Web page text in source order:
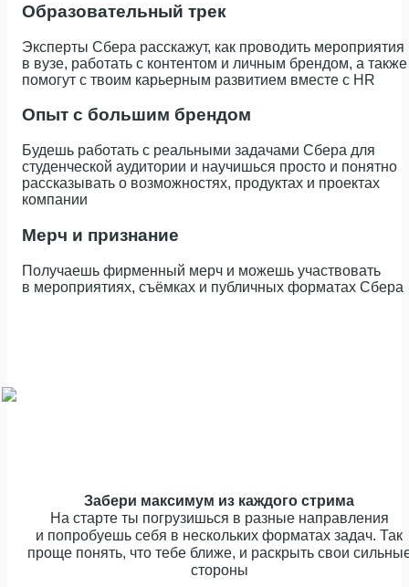
Образова­тельный трек
Эксперты Сбера расскажут, как проводить мероприятия
в вузе, работать с контентом и личным брендом, а также
помогут с твоим карьерным развитием вместе с HR
Опыт с большим брендом
Будешь работать с реальными задачами Сбера для
студенческой аудитории и научишься просто и понятно
рассказывать о возможностях, продуктах и проектах
компании
Мерч и признание
Получаешь фирменный мерч и можешь участвовать
в мероприятиях, съёмках и публичных форматах Сбера
Забери максимум из каждого стрима
На старте ты погрузишься в разные направления
и попробуешь себя в нескольких форматах задач. Так
проще понять, что тебе ближе, и раскрыть свои
стороны